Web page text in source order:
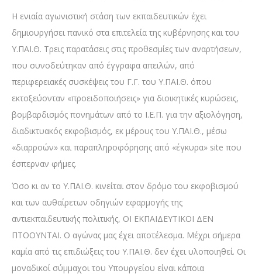
Η ενιαία αγωνιστική στάση των εκπαιδευτικών έχει
δημιουργήσει πανικό στα επιτελεία της κυβέρνησης και του
Υ.ΠΑΙ.Θ. Τρεις παρατάσεις στις προθεσμίες των αναρτήσεων,
που συνοδεύτηκαν από έγγραφα απειλών, από
περιφερειακές συσκέψεις του Γ.Γ. του Υ.ΠΑΙ.Θ. όπου
εκτοξεύονταν «προειδοποιήσεις» για διοικητικές κυρώσεις,
βομβαρδισμός πονημάτων από το Ι.Ε.Π. για την αξιολόγηση,
διαδικτυακός εκφοβισμός, εκ μέρους του Υ.ΠΑΙ.Θ., μέσω
«διαρροών» και παραπληροφόρησης από «έγκυρα» site που
έσπερναν φήμες.
Όσο κι αν το Υ.ΠΑΙ.Θ. κινείται στον δρόμο του εκφοβισμού
και των αυθαίρετων οδηγιών εφαρμογής της
αντιεκπαιδευτικής πολιτικής, ΟΙ ΕΚΠΑΙΔΕΥΤΙΚΟΙ ΔΕΝ
ΠΤΟΟΥΝΤΑΙ. Ο αγώνας μας έχει αποτέλεσμα. Μέχρι σήμερα
καμία από τις επιδιώξεις του Υ.ΠΑΙ.Θ. δεν έχει υλοποιηθεί. Οι
μοναδικοί σύμμαχοι του Υπουργείου είναι κάποια